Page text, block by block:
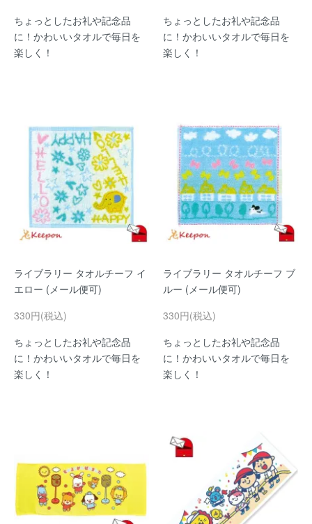
ちょっとしたお礼や記念品
に！かわいいタオルで毎日を
楽しく！
ちょっとしたお礼や記念品
に！かわいいタオルで毎日を
楽しく！
ライブラリー タオルチーフ イ
エロー (メール便可)
330円(税込)
ちょっとしたお礼や記念品
に！かわいいタオルで毎日を
楽しく！
ライブラリー タオルチーフ ブ
ルー (メール便可)
330円(税込)
ちょっとしたお礼や記念品
に！かわいいタオルで毎日を
楽しく！